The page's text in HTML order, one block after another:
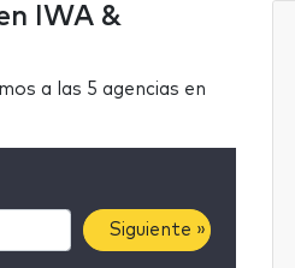
IWA &
a las 5 agencias en
Siguiente »